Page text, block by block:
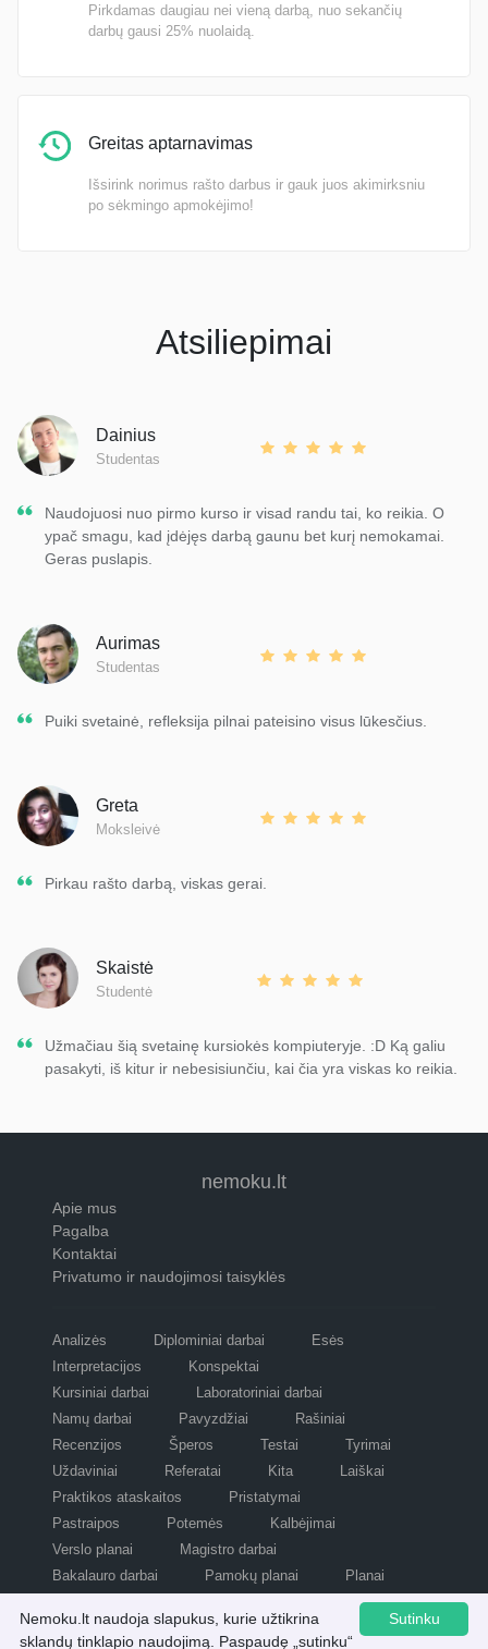
Pirkdamas daugiau nei vieną darbą, nuo sekančių
darbų gausi 25% nuolaidą.
Greitas aptarnavimas
Išsirink norimus rašto darbus ir gauk juos akimirksniu
po sėkmingo apmokėjimo!
Atsiliepimai
Dainius
Studentas
Naudojuosi nuo pirmo kurso ir visad randu tai, ko reikia. O
ypač smagu, kad įdėjęs darbą gaunu bet kurį nemokamai.
Geras puslapis.
Aurimas
Studentas
Puiki svetainė, refleksija pilnai pateisino visus lūkesčius.
Greta
Moksleivė
Pirkau rašto darbą, viskas gerai.
Skaistė
Studentė
Užmačiau šią svetainę kursiokės kompiuteryje. :D Ką galiu
pasakyti, iš kitur ir nebesisiunčiu, kai čia yra viskas ko reikia.
nemoku.lt
Apie mus
Pagalba
Kontaktai
Privatumo ir naudojimosi taisyklės
Analizės Diplominiai darbai
Esės
Interpretacijos
Konspektai
Kursiniai darbai
Laboratoriniai darbai
Namų darbai
Pavyzdžiai
Rašiniai
Recenzijos
Šperos Testai
Tyrimai
Uždaviniai
Referatai Kita
Laiškai
Praktikos ataskaitos
Pristatymai
Pastraipos
Potemės
Kalbėjimai
Verslo planai
Magistro darbai
Bakalauro darbai
Pamokų planai
Planai
Sutinku
Nemoku.lt naudoja slapukus, kurie užtikrina
sklandų tinklapio naudojimą. Paspaudę „sutinku“